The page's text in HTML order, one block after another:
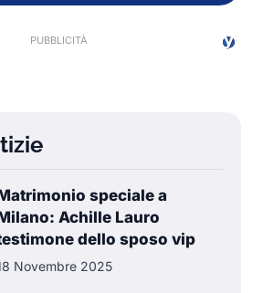
speciale a
Achille Lauro
dello sposo vip
Novembre 2025